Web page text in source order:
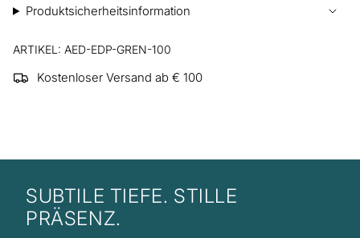
Produktsicherheitsinformation
ARTIKEL: AED-EDP-GREN-100
Kostenloser Versand ab € 100
SUBTILE TIEFE. STILLE
PRÄSENZ.